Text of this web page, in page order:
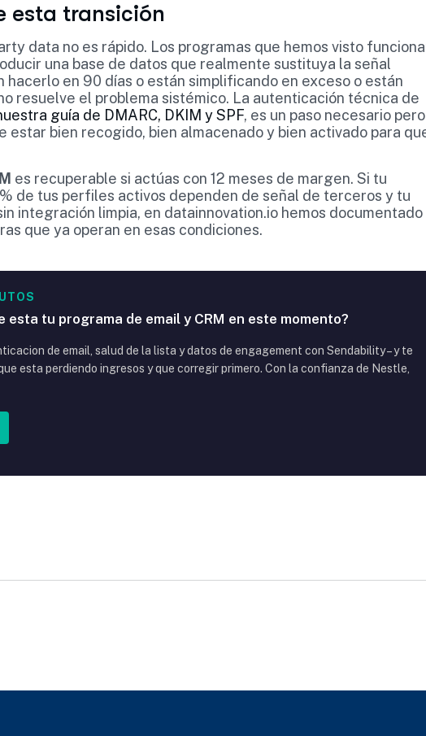
esta transición
data no es rápido. Los programas que hemos visto
una base de datos que realmente sustituya la señal
en 90 días o están simplificando en exceso o están
resuelve el problema sistémico. La autenticación técnica de
guía de DMARC, DKIM y SPF, es un paso necesario pero
estar bien recogido, bien almacenado y bien activado para
es recuperable si actúas con 12 meses de margen. Si tu
de tus perfiles activos dependen de señal de terceros y tu
integración limpia, en datainnovation.io hemos documentado
que ya operan en esas condiciones.
tu programa de email y CRM en este momento?
de email, salud de la lista y datos de engagement con Sendability – y te
esta perdiendo ingresos y que corregir primero. Con la confianza de Nestle,